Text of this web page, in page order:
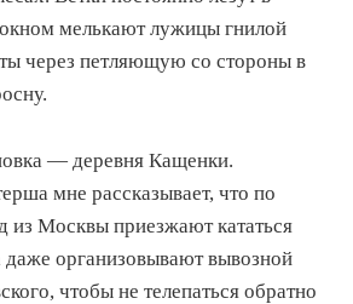
мелькают лужицы гнилой
через петляющую со стороны в
— деревня Кащенки.
мне рассказывает, что по
из Москвы приезжают кататься
даже организовывают вывозной
чтобы не телепаться обратно